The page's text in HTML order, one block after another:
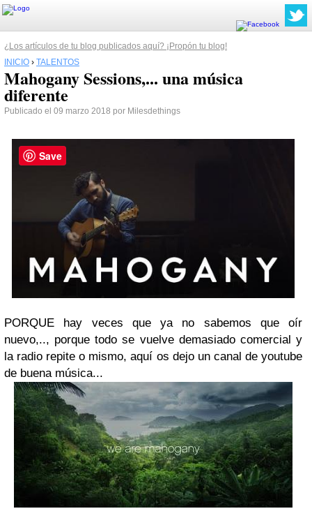
¿Los artículos de tu blog publicados aquí? ¡Propón tu blog!
INICIO › TALENTOS
Mahogany Sessions,... una música
diferente
Publicado el 09 marzo 2018 por Milesdethings
PORQUE hay veces que ya no sabemos que oír
nuevo,.., porque todo se vuelve demasiado comercial y
la radio repite o mismo, aquí os dejo un canal de youtube
de buena música...
Save